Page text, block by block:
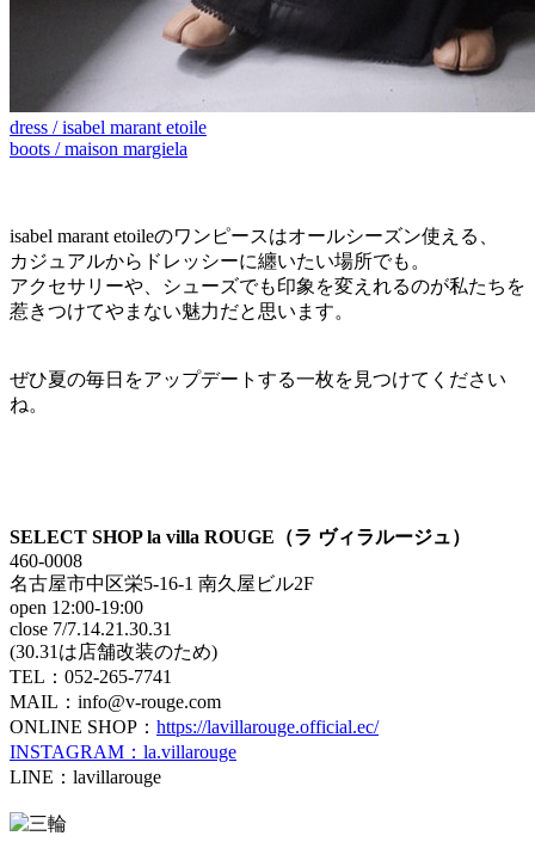
dress / isabel marant etoile
boots / maison margiela
isabel marant etoileのワンピースはオールシーズン使える、
カジュアルからドレッシーに纏いたい場所でも。
アクセサリーや、シューズでも印象を変えれるのが私たちを
惹きつけてやまない魅力だと思います。
ぜひ夏の毎日をアップデートする一枚を見つけてください
ね。
SELECT SHOP la villa ROUGE（ラ ヴィラルージュ）
460-0008
名古屋市中区栄5-16-1 南久屋ビル2F
open 12:00-19:00
close 7/7.14.21.30.31
(30.31は店舗改装のため)
TEL：052-265-7741
MAIL：info@v-rouge.com
ONLINE SHOP： https://lavillarouge.official.ec/
INSTAGRAM：la.villarouge
LINE：lavillarouge